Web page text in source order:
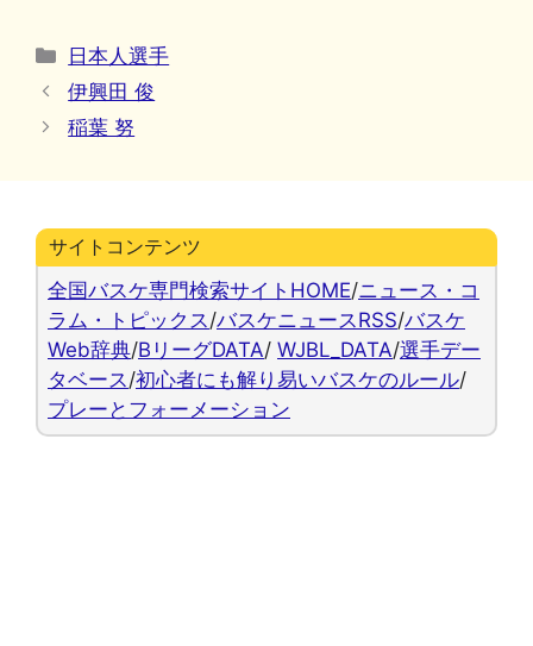
カ
テ
ゴ
リ
日本人選手
伊興田 俊
稲葉 努
サイトコンテンツ
全国バスケ専門検索サイトHOME/ニュース・コ
ラム・トピックス /バスケニュースRSS/バスケ
Web辞典/BリーグDATA/ WJBL_DATA/選手デー
タベース /初心者にも解り易いバスケのルール/
プレーとフォーメーション